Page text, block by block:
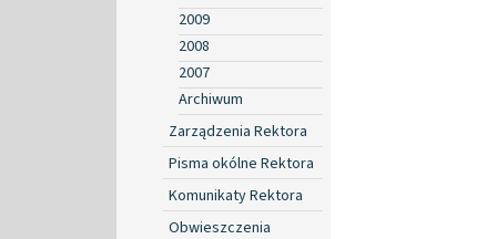
2009
2008
2007
Archiwum
Zarządzenia Rektora
Pisma okólne Rektora
Komunikaty Rektora
Obwieszczenia